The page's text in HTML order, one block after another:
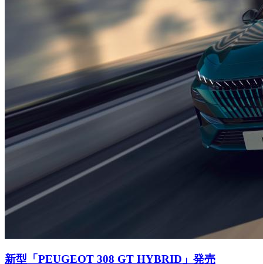
新型「PEUGEOT 308 GT HYBRID」発売